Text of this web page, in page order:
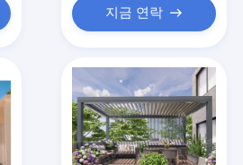
지금 연락